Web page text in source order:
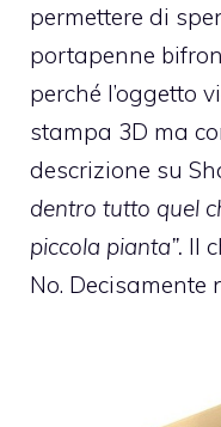
permettere di
portapenne
perché l’oggetto
stampa 3D ma
descrizione su
dentro tutto quel
piccola pianta”. Il
No. Decisamente